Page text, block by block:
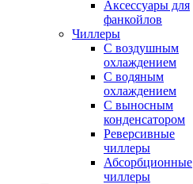
Аксессуары для
фанкойлов
Чиллеры
С воздушным
охлаждением
С водяным
охлаждением
С выносным
конденсатором
Реверсивные
чиллеры
Абсорбционные
чиллеры